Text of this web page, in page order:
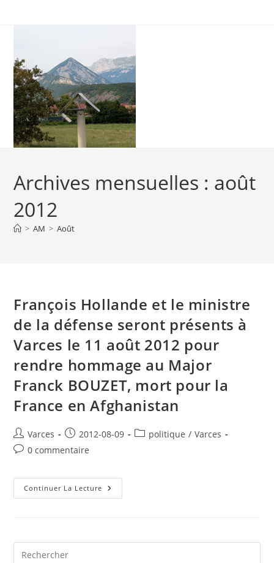
Archives mensuelles : août
2012
> AM > Août
François Hollande et le ministre
de la défense seront présents à
Varces le 11 août 2012 pour
rendre hommage au Major
Franck BOUZET, mort pour la
France en Afghanistan
Auteur/autrice
de
Varces
Publication
publiée :
2012-08-09
Postpolitique / Varces
Commentaires
la
publication :
0 commentaire
Continuer La Lecture François
Hollande
La